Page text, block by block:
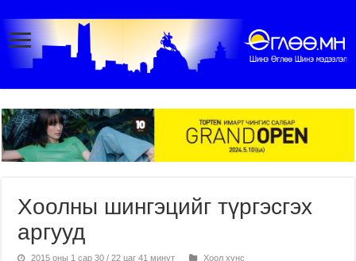
Хоолны шингэцийг түргэсгэх
аргууд
2015 оны 1 сар 30 / 22 цаг 41 минут Хоол хүнс